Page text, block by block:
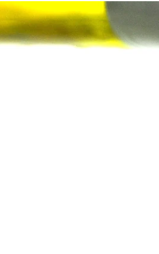
Viande Poisson Autres